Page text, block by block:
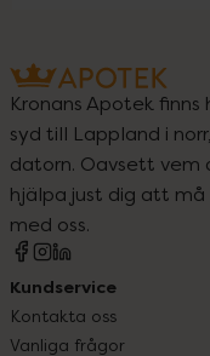
Kronans Apotek finns
syd till Lappland i
datorn. Oavsett vem
hjälpa just dig att
med oss.
Kundservice
Kontakta oss
Vanliga frågor